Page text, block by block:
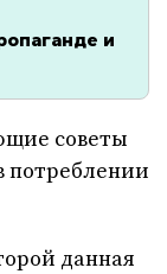
и
советы
потреблении
данная